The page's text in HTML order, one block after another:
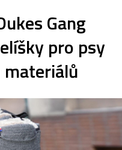
Gang
pro psy